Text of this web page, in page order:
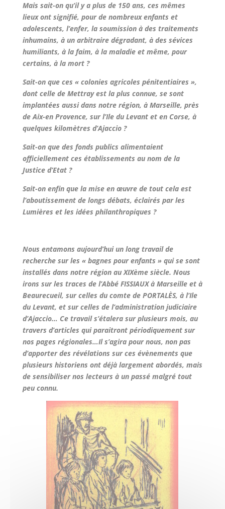
Mais sait-on qu’il y a plus de 150 ans, ces mêmes
lieux ont signifié, pour de nombreux enfants et
adolescents, l’enfer, la soumission à des traitements
inhumains, à un arbitraire dégradant, à des sévices
humiliants, à la faim, à la maladie et même, pour
certains, à la mort ?
Sait-on que ces « colonies agricoles pénitentiaires »,
dont celle de Mettray est la plus connue, se sont
implantées aussi dans notre région, à Marseille, près
de Aix-en Provence, sur l’Ile du Levant et en Corse, à
quelques kilomètres d’Ajaccio ?
Sait-on que des fonds publics alimentaient
officiellement ces établissements au nom de la
Justice d’Etat ?
Sait-on enfin que la mise en œuvre de tout cela est
l’aboutissement de longs débats, éclairés par les
Lumières et les idées philanthropiques ?
Nous entamons aujourd’hui un long travail de
recherche sur les « bagnes pour enfants » qui se sont
installés dans notre région au XIXème siècle. Nous
irons sur les traces de l’Abbé FISSIAUX à Marseille et à
Beaurecueil, sur celles du comte de PORTALÈS, à l’Ile
du Levant, et sur celles de l’administration judiciaire
d’Ajaccio… Ce travail s’étalera sur plusieurs mois, au
travers d’articles qui paraitront périodiquement sur
nos pages régionales…Il s’agira pour nous, non pas
d’apporter des révélations sur ces évènements que
plusieurs historiens ont déjà largement abordés, mais
de sensibiliser nos lecteurs à un passé malgré tout
peu connu.